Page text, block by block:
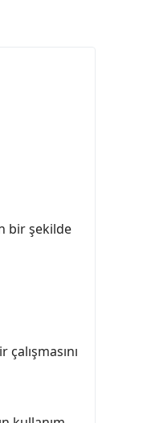
bir şekilde